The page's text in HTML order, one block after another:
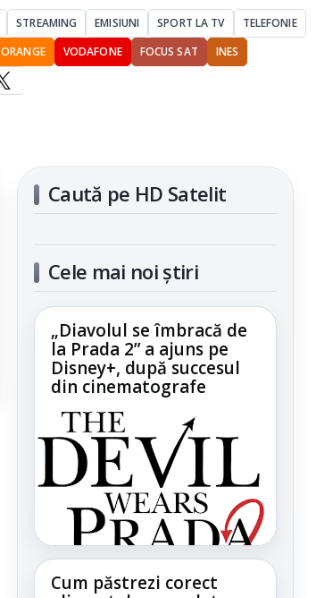
STREAMING EMISIUNI SPORT LA TV
TELEFONIE
ORANGE VODAFONE FOCUS SAT
INES
Caută pe HD Satelit
Cele mai noi știri
„Diavolul se îmbracă de
la Prada 2” a ajuns pe
Disney+, după succesul
din cinematografe
Cum păstrezi corect